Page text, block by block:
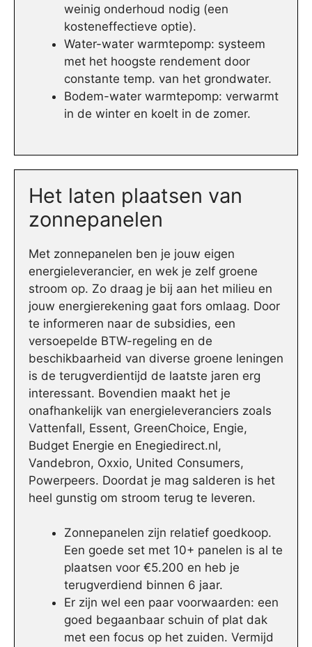
weinig onderhoud nodig (een
kosteneffectieve optie).
Water-water warmtepomp: systeem
met het hoogste rendement door
constante temp. van het grondwater.
Bodem-water warmtepomp: verwarmt
in de winter en koelt in de zomer.
Het laten plaatsen van
zonnepanelen
Met zonnepanelen ben je jouw eigen
energieleverancier, en wek je zelf groene
stroom op. Zo draag je bij aan het milieu en
jouw energierekening gaat fors omlaag. Door
te informeren naar de subsidies, een
versoepelde BTW-regeling en de
beschikbaarheid van diverse groene leningen
is de terugverdientijd de laatste jaren erg
interessant. Bovendien maakt het je
onafhankelijk van energieleveranciers zoals
Vattenfall, Essent, GreenChoice, Engie,
Budget Energie en Enegiedirect.nl,
Vandebron, Oxxio, United Consumers,
Powerpeers. Doordat je mag salderen is het
heel gunstig om stroom terug te leveren.
Zonnepanelen zijn relatief goedkoop.
Een goede set met 10+ panelen is al te
plaatsen voor €5.200 en heb je
terugverdiend binnen 6 jaar.
Er zijn wel een paar voorwaarden: een
goed begaanbaar schuin of plat dak
met een focus op het zuiden. Vermijd